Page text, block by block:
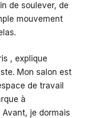
de soulever, de
mouvement
, explique
Mon salon est
de travail
à
Avant, je dormais